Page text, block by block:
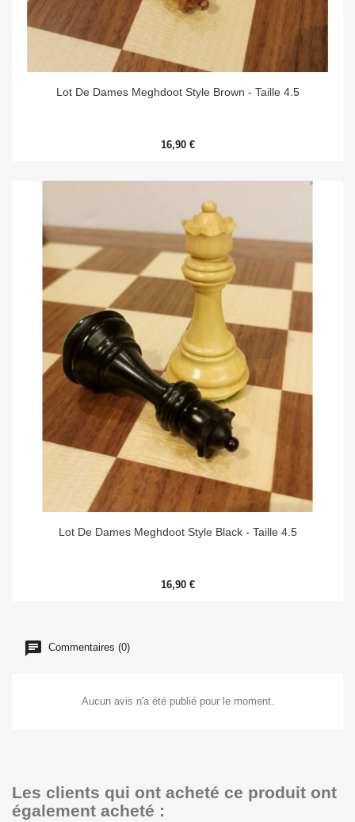
Lot De Dames Meghdoot Style Brown - Taille 4.5
16,90 €
Lot De Dames Meghdoot Style Black - Taille 4.5
16,90 €
Commentaires (0)
Aucun avis n'a été publié pour le moment.
Les clients qui ont acheté ce produit ont
également acheté :